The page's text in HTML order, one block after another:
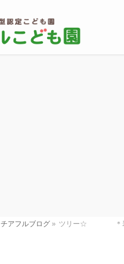
チアフルブログ » ツリー☆ ＊岩沼